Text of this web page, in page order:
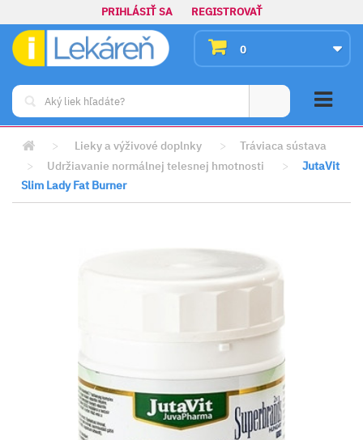
PRIHLÁSIŤ SA REGISTROVAŤ
0
> Lieky a výživové doplnky >
Tráviaca sústava
>
Udržiavanie normálnej telesnej hmotnosti >
JutaVit
Slim Lady Fat Burner